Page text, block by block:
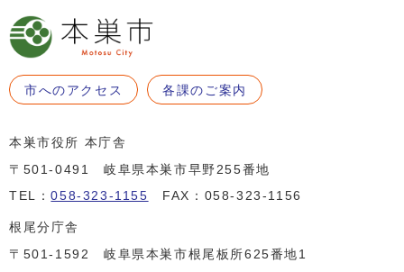
市へのアクセス 各課のご案内
本巣市役所 本庁舎
〒501-0491 岐阜県本巣市早野255番地
TEL：058-323-1155 FAX：058-323-1156
根尾分庁舎
〒501-1592 岐阜県本巣市根尾板所625番地1